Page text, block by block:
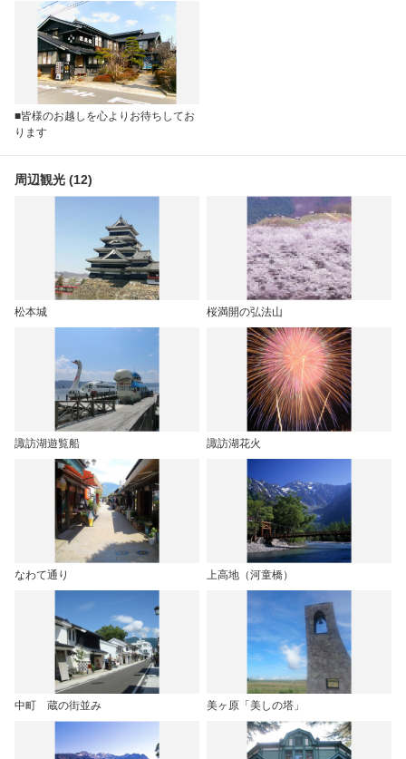
■皆様のお越しを心よりお待ちしてお
ります
周辺観光 (12)
松本城 桜満開の弘法山
諏訪湖遊覧船 諏訪湖花火
なわて通り 上高地（河童橋）
中町 蔵の街並み 美ヶ原「美しの塔」